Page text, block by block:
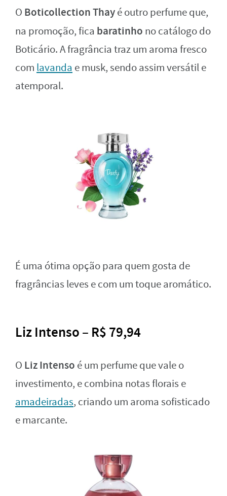
O Boticollection Thayé outro perfume que,
na promoção, fica baratinho no catálogo do
Boticário. A fragrância traz um aroma fresco
com lavanda e musk, sendo assim versátil e
atemporal.
É uma ótima opção para quem gosta de
fragrâncias leves e com um toque aromático.
Liz Intenso – R$ 79,94
O Liz Intenso é um perfume que vale o
investimento, e combina notas florais e
amadeiradas, criando um aroma sofisticado
e marcante.